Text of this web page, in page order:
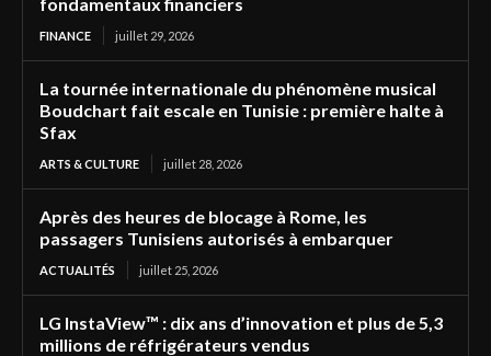
FINANCE juillet 29, 2026
La tournée internationale du phénomène musical
Boudchart fait escale en Tunisie : première halte à
Sfax
ARTS & CULTURE juillet 28, 2026
Après des heures de blocage à Rome, les
passagers Tunisiens autorisés à embarquer
ACTUALITÉS juillet 25, 2026
LG InstaView™ : dix ans d’innovation et plus de 5,3
millions de réfrigérateurs vendus